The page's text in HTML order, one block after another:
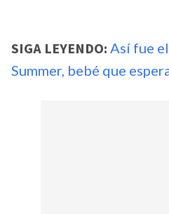
SIGA LEYENDO: Así fue
Summer, bebé que